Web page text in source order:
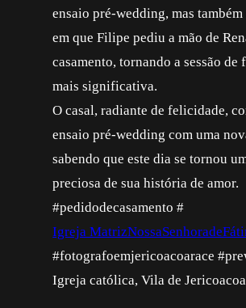
ensaio pré-wedding, mas
em que Filipe pediu a mão de
casamento, tornando a sessão de
mais significativa.
O casal, radiante de felicidade,
ensaio pré-wedding com uma
sabendo que este dia se tornou
preciosa de sua história de amor.
#pedidodecasamento #
Igreja
#fotografoemjericoacoarace
Igreja católica, Vila de